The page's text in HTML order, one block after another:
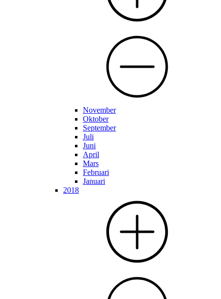
November
Oktober
September
Juli
Juni
April
Mars
Februari
Januari
2018